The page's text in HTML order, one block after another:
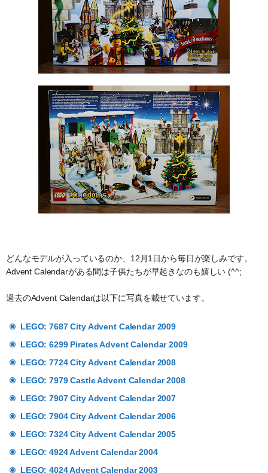
どんなモデルが入っているのか、12月1日から毎日が楽しみです。
Advent Calendarがある間は子供たちが早起きなのも嬉しい (^^;
過去のAdvent Calendarは以下に写真を載せています。
LEGO: 7687 City Advent Calendar 2009
LEGO: 6299 Pirates Advent Calendar 2009
LEGO: 7724 City Advent Calendar 2008
LEGO: 7979 Castle Advent Calendar 2008
LEGO: 7907 City Advent Calendar 2007
LEGO: 7904 City Advent Calendar 2006
LEGO: 7324 City Advent Calendar 2005
LEGO: 4924 Advent Calendar 2004
LEGO: 4024 Advent Calendar 2003